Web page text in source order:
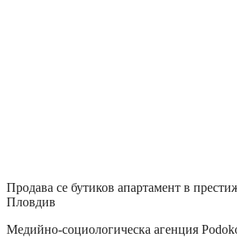
Продава се бутиков апартамент в
Пловдив
Медийно-социологическа агенция